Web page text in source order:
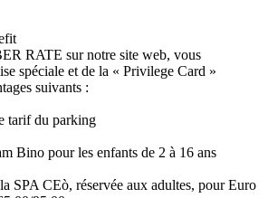
RATE sur notre site web, vous
spéciale et de la « Privilege Card »
suivants :
tarif du parking
Bino pour les enfants de 2 à 16 ans
SPA CEò, réservée aux adultes, pour Euro